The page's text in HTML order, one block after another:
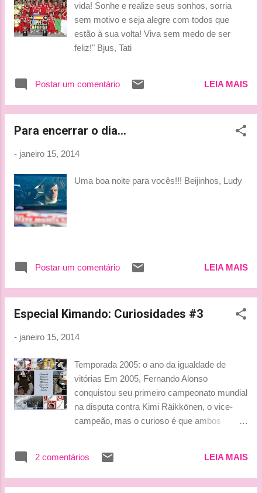
Prêmio Beijinhos, Ludy
vida! Sonhe e realize seus sonhos, sorria
sem motivo e seja alegre com todos que
estão à sua volta! Viva sem medo de ser
feliz!" Bjus, Tati
Postar um comentário LEIA MAIS
Para encerrar o dia...
- janeiro 15, 2014
Uma boa noite para vocês!!! Beijinhos, Ludy
Postar um comentário LEIA MAIS
Especial Kimando: Curiosidades #3
- janeiro 15, 2014
Temporada 2005: o ano da igualdade de
vitórias Em 2005, Fernando Alonso
conquistou seu primeiro campeonato mundial
na disputa contra Kimi Räikkönen, o vice-
campeão, mas o curioso é que ambos
2 comentários
LEIA MAIS